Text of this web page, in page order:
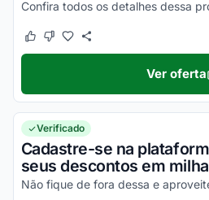
Este cupom funcionou
Este cupom não funcionou
Ver oferta
Verificado
Cadastre-se na
seus descontos em